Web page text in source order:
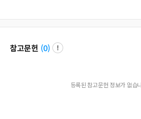
참고문헌 (0)
등록된 참고문헌 정보가 없습